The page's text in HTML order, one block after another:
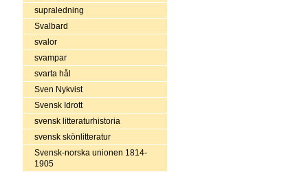
supraledning
Svalbard
svalor
svampar
svarta hål
Sven Nykvist
Svensk Idrott
svensk litteraturhistoria
svensk skönlitteratur
Svensk-norska unionen 1814-
1905